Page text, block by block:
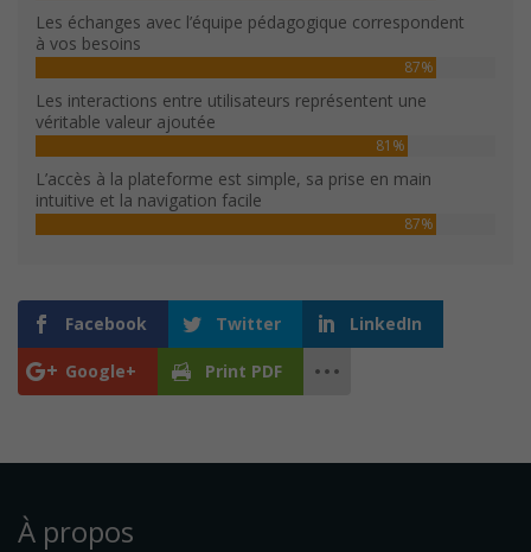
Les échanges avec l’équipe pédagogique correspondent
à vos besoins
87%
Les interactions entre utilisateurs représentent une
véritable valeur ajoutée
81%
L’accès à la plateforme est simple, sa prise en main
intuitive et la navigation facile
87%
Facebook Twitter LinkedIn
Google+ Print PDF
À propos